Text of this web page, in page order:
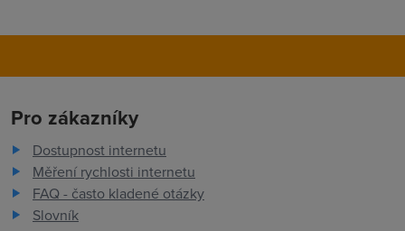
Pro zákazníky
Dostupnost internetu
Měření rychlosti internetu
FAQ - často kladené otázky
Slovník